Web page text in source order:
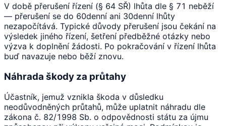
V době přerušení řízení (§ 64 SŘ) lhůta dle § 71 neběží
— přerušení se do 60denní ani 30denní lhůty
nezapočítává. Typické důvody přerušení jsou čekání na
výsledek jiného řízení, šetření předběžné otázky nebo
výzva k doplnění žádosti. Po pokračování v řízení lhůta
buď navazuje nebo běží znovu.
Náhrada škody za průtahy
Účastník, jemuž vznikla škoda v důsledku
neodůvodněných průtahů, může uplatnit náhradu dle
zákona č. 82/1998 Sb. o odpovědnosti státu za újmu